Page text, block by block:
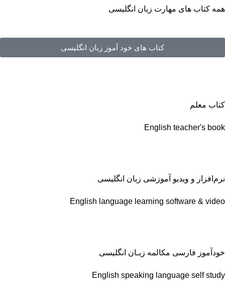
همه کتاب های مهارت زبان انگلیسی
کتاب های خود آموز زبان انگلیسی
کتاب معلم
English teacher's book
نرم‌افزار و ویدیو آموزشی زبان انگلیسی
English language learning software & video
خودآموز فارسی مکالمه زبـان انگلیسی
English speaking language self study